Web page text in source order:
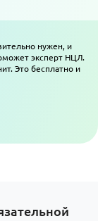
нужен, и
эксперт НЦЛ.
Это бесплатно и